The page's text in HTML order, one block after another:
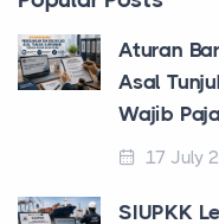
Aturan
Asal
Wajib
17 July
SIUPKK